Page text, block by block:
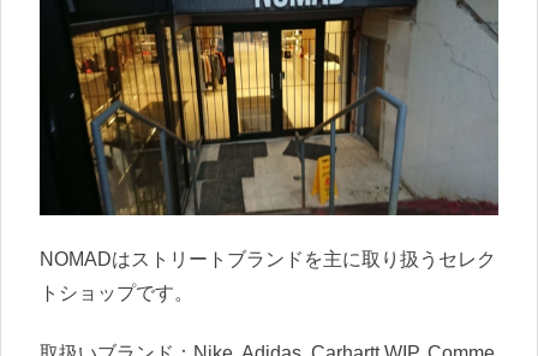
NOMADはストリートブランドを主に取り扱うセレク
トショップです。